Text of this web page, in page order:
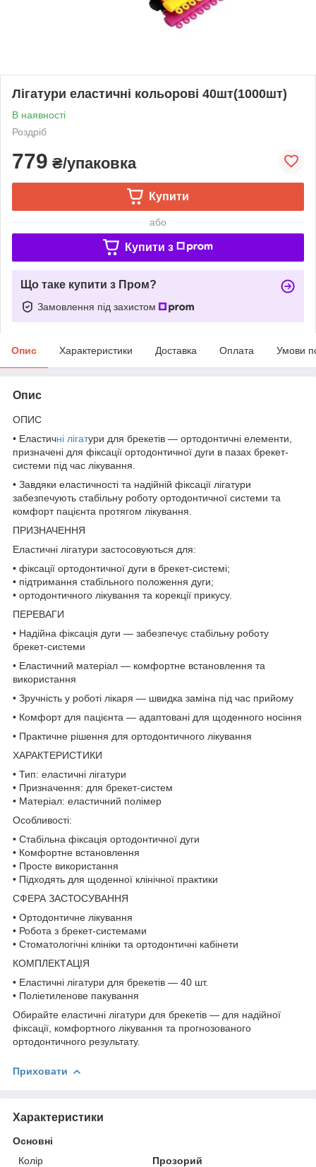
Лігатури еластичні кольорові 40шт(1000шт)
В наявності
Роздріб
779 ₴/упаковка
Купити
або
Купити з
Що таке купити з Пром?
Замовлення під захистом
Опис Характеристики Доставка Оплата Умови
Опис
ОПИС
• Еластичні лігатури для брекетів — ортодонтичні елементи,
призначені для фіксації ортодонтичної дуги в пазах брекет-
системи під час лікування.
• Завдяки еластичності та надійній фіксації лігатури
забезпечують стабільну роботу ортодонтичної системи та
комфорт пацієнта протягом лікування.
ПРИЗНАЧЕННЯ
Еластичні лігатури застосовуються для:
• фіксації ортодонтичної дуги в брекет-системі;
• підтримання стабільного положення дуги;
• ортодонтичного лікування та корекції прикусу.
ПЕРЕВАГИ
• Надійна фіксація дуги — забезпечує стабільну роботу
брекет-системи
• Еластичний матеріал — комфортне встановлення та
використання
• Зручність у роботі лікаря — швидка заміна під час прийому
• Комфорт для пацієнта — адаптовані для щоденного носіння
• Практичне рішення для ортодонтичного лікування
ХАРАКТЕРИСТИКИ
• Тип: еластичні лігатури
• Призначення: для брекет-систем
• Матеріал: еластичний полімер
Особливості:
• Стабільна фіксація ортодонтичної дуги
• Комфортне встановлення
• Просте використання
• Підходять для щоденної клінічної практики
СФЕРА ЗАСТОСУВАННЯ
• Ортодонтичне лікування
• Робота з брекет-системами
• Стоматологічні клініки та ортодонтичні кабінети
КОМПЛЕКТАЦІЯ
• Еластичні лігатури для брекетів — 40 шт.
• Поліетиленове пакування
Обирайте еластичні лігатури для брекетів — для надійної
фіксації, комфортного лікування та прогнозованого
ортодонтичного результату.
Приховати
Характеристики
Основні
Колір
Прозорий